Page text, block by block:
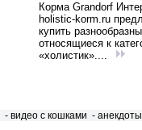
Корма Grandorf
holistic-korm.ru
купить
относящиеся к
«холистик»....
- видео с кошками -